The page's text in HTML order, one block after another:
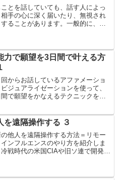
ことを話していても、話す人によっ
手の心に深く届いたり、無視され
ることがあります。一般的に、私
ないような、弱々しい...
力で願望を3日間で叶える方
からお話しているアファメーショ
ジュアライゼーションを使って、
間で願望をかなえるテクニックを紹
れ実現させるための方法です。
を遠隔操作する ３
他人を遠隔操作する方法＝リモー
インフルエンスのやり方を紹介しま
戦時代の米国CIAや旧ソ連で開発さ